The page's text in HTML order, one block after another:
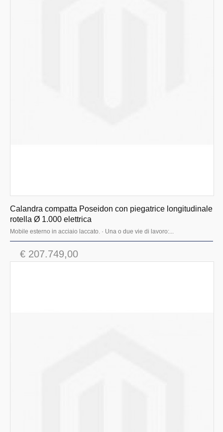
Calandra compatta Poseidon con piegatrice longitudinale
rotella Ø 1.000 elettrica
Mobile esterno in acciaio laccato. · Una o due vie di lavoro:...
€ 207.749,00